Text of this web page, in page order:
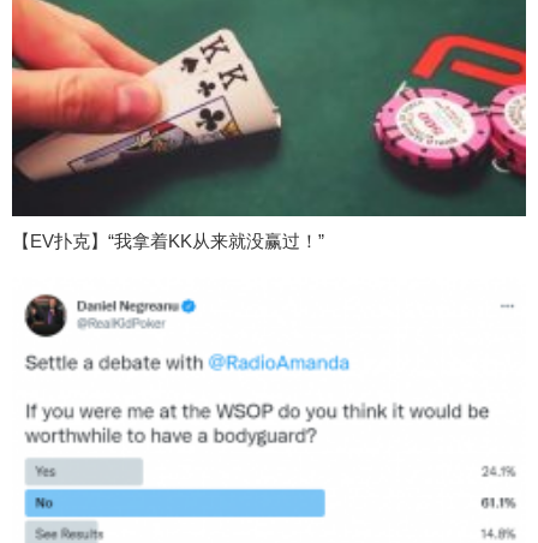
【EV扑克】“我拿着KK从来就没赢过！”